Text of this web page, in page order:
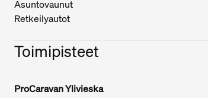
Asuntovaunut
Retkeilyautot
Toimipisteet
ProCaravan Ylivieska